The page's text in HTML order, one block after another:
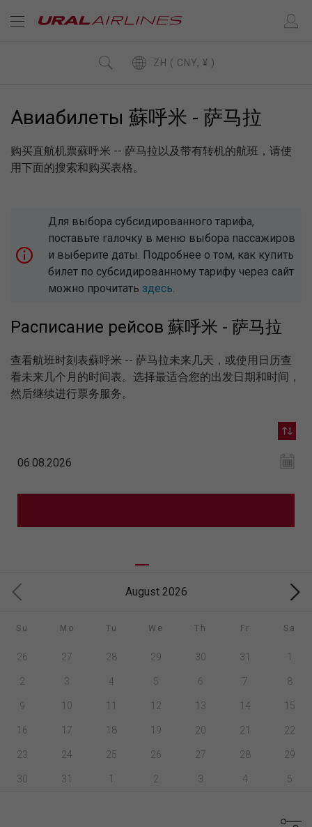
ZH ( CNY, ¥ )
Авиабилеты 蘇呼米 - 萨马拉
购买直航机票蘇呼米 -- 萨马拉以及带有转机的航班，请使
用下面的搜索和购买表格。
Для выбора субсидированного тарифа,
поставьте галочку в меню выбора пассажиров
и выберите даты. Подробнее о том, как купить
билет по субсидированному тарифу через сайт
можно прочитать здесь.
Расписание рейсов 蘇呼米 - 萨马拉
查看航班时刻表蘇呼米 -- 萨马拉未来几天，或使用日历查
看未来几个月的时间表。选择最适合您的出发日期和时间，
然后继续进行票务服务。
August 2026
Su Mo Tu We Th Fr Sa
26 27 28 29 30 31 1
2 3 4 5 6 7 8
9 10 11 12 13 14 15
16 17 18 19 20 21 22
23 24 25 26 27 28 29
30 31 1 2 3 4 5